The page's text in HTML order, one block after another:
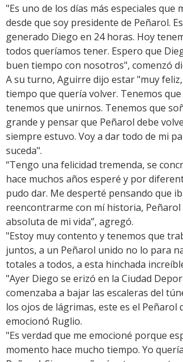
Link
"Es uno de los días más especiales que
desde que soy presidente de Peñarol.
generado Diego en 24 horas. Hoy
todos queríamos tener. Espero que
buen tiempo con nosotros", comenzó
A su turno, Aguirre dijo estar "muy
tiempo que quería volver. Tenemos
tenemos que unirnos. Tenemos que
grande y pensar que Peñarol debe
siempre estuvo. Voy a dar todo de mi
suceda".
“Tengo una felicidad tremenda, se
hace muchos años esperé y por
pudo dar. Me desperté pensando que
reencontrarme con mí historia, Peñarol
absoluta de mi vida”, agregó.
"Estoy muy contento y tenemos que
juntos, a un Peñarol unido no lo para
totales a todos, a esta hinchada
"Ayer Diego se erizó en la Ciudad
comenzaba a bajar las escaleras del
los ojos de lágrimas, este es el Peñarol
emocionó Ruglio.
"Es verdad que me emocioné porque
momento hace mucho tiempo. Yo